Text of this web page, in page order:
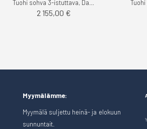
2 155,00 €
Myymälämme:
Myymälä suljettu heinä- ja elokuun
sunnuntait.